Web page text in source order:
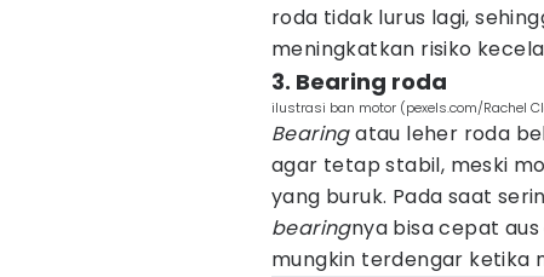
roda tidak lurus lagi,
meningkatkan risiko
3. Bearing roda
ilustrasi ban motor (pexels.com/Rachel
Bearingatau leher roda
agar tetap stabil, meski
yang buruk. Pada saat
bearingnya bisa cepat
mungkin terdengar ketika